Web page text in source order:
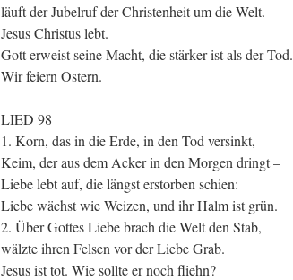
läuft der Jubelruf der Christenheit um die Welt.
Jesus Christus lebt.
Gott erweist seine Macht, die stärker ist als der Tod.
Wir feiern Ostern.
LIED 98
1. Korn, das in die Erde, in den Tod versinkt,
Keim, der aus dem Acker in den Morgen dringt –
Liebe lebt auf, die längst erstorben schien:
Liebe wächst wie Weizen, und ihr Halm ist grün.
2. Über Gottes Liebe brach die Welt den Stab,
wälzte ihren Felsen vor der Liebe Grab.
Jesus ist tot. Wie sollte er noch fliehn?